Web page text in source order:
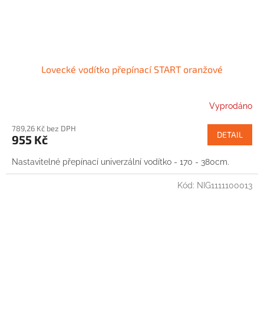
Lovecké vodítko přepínací START oranžové
Vyprodáno
789,26 Kč bez DPH
955 Kč DETAIL
Nastavitelné přepínací univerzální vodítko - 170 - 380cm.
Kód: NIG1111100013